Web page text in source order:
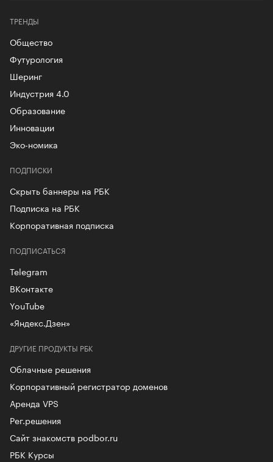
ТРЕНДЫ
Общество
Футурология
Шеринг
Индустрия 4.0
Образование
Инновации
Эко-номика
ПОДПИСКИ
Скрыть баннеры на РБК
Подписка на РБК
Корпоративная подписка
ДРУГИЕ ПРОДУКТЫ РБК
Облачные решения
Корпоративный регистратор доменов
Аренда VPS
Рег.решения
Сайт знакомств podbor.ru
РБК Курсы
ПОДПИСАТЬСЯ
Telegram
ВКонтакте
YouTube
«Яндекс.Дзен»